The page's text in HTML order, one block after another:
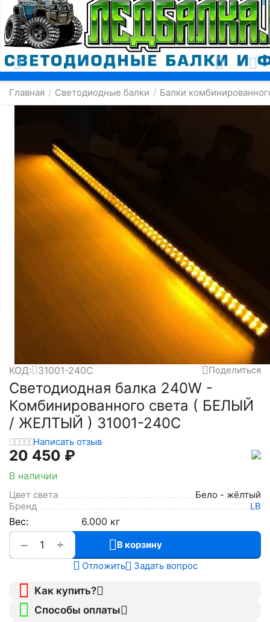
Москва
Главная / Светодиодные балки / Балки
КОД: 31001-240C Поделиться
Светодиодная балка 240W -
Комбинированного света ( БЕЛЫЙ
/ ЖЕЛТЫЙ ) 31001-240C
Написать отзыв
20 450 ₽
В наличии
Цвет света
Бело - жёлтый
Бренд
LB
Вес: 6.000 кг
+
−
В корзину
Отложить
Задать вопрос
Как купить?
Способы оплаты